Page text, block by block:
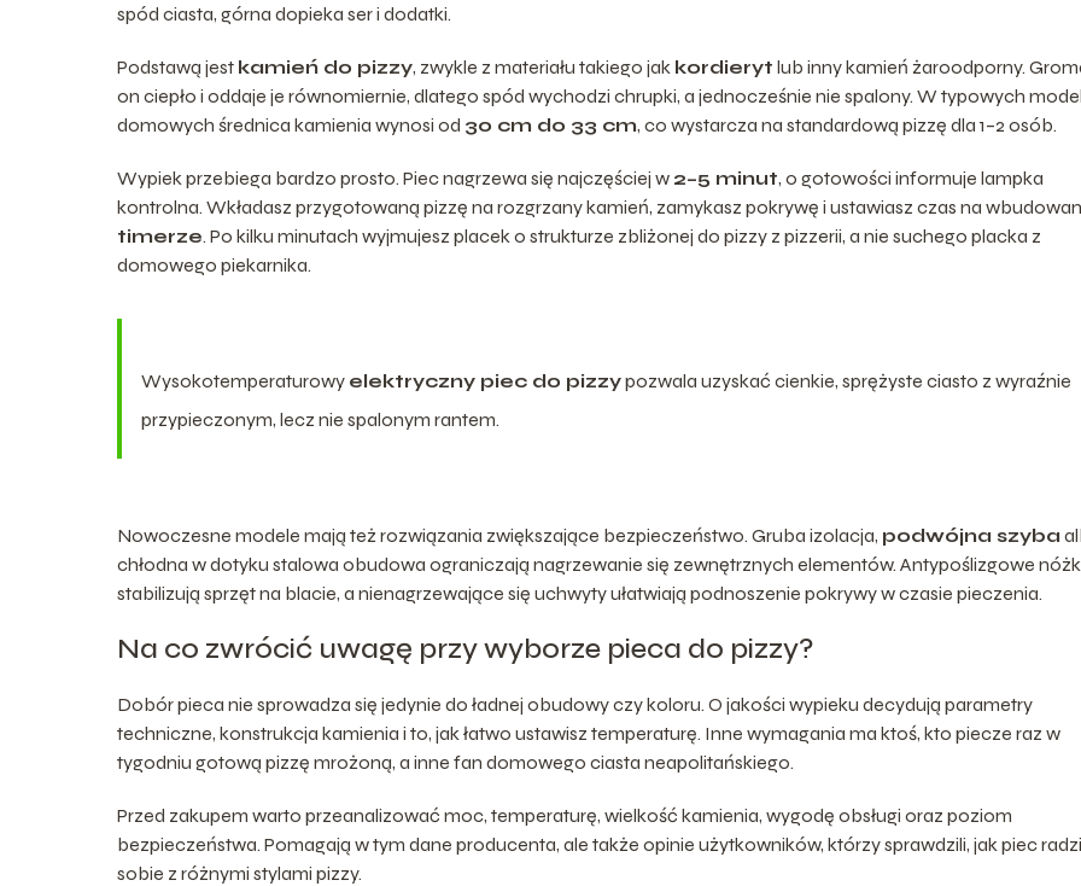
spód ciasta, górna dopieka ser i dodatki.
Podstawą jest kamień do pizzy, zwykle z materiału takiego jak kordieryt lub inny kamień żaroodporny.
on ciepło i oddaje je równomiernie, dlatego spód wychodzi chrupki, a jednocześnie nie spalony. W typowych
domowych średnica kamienia wynosi od 30 cm do 33 cm, co wystarcza na standardową pizzę dla 1–2 osób.
Wypiek przebiega bardzo prosto. Piec nagrzewa się najczęściej w 2–5 minut, o gotowości informuje lampka
kontrolna. Wkładasz przygotowaną pizzę na rozgrzany kamień, zamykasz pokrywę i ustawiasz czas na
timerze. Po kilku minutach wyjmujesz placek o strukturze zbliżonej do pizzy z pizzerii, a nie suchego placka z
domowego piekarnika.
Wysokotemperaturowy elektryczny piec do pizzypozwala uzyskać cienkie, sprężyste ciasto z wyraźnie
przypieczonym, lecz nie spalonym rantem.
Nowoczesne modele mają też rozwiązania zwiększające bezpieczeństwo. Gruba izolacja, podwójna szyba
chłodna w dotyku stalowa obudowa ograniczają nagrzewanie się zewnętrznych elementów. Antypoślizgowe
stabilizują sprzęt na blacie, a nienagrzewające się uchwyty ułatwiają podnoszenie pokrywy w czasie pieczenia.
Na co zwrócić uwagę przy wyborze pieca do pizzy?
Dobór pieca nie sprowadza się jedynie do ładnej obudowy czy koloru. O jakości wypieku decydują parametry
techniczne, konstrukcja kamienia i to, jak łatwo ustawisz temperaturę. Inne wymagania ma ktoś, kto piecze raz w
tygodniu gotową pizzę mrożoną, a inne fan domowego ciasta neapolitańskiego.
Przed zakupem warto przeanalizować moc, temperaturę, wielkość kamienia, wygodę obsługi oraz poziom
bezpieczeństwa. Pomagają w tym dane producenta, ale także opinie użytkowników, którzy sprawdzili, jak piec radzi
sobie z różnymi stylami pizzy.